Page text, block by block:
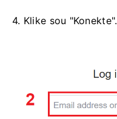
4. Klike sou "Konekte".